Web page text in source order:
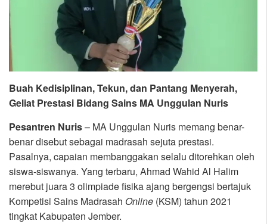
Buah Kedisiplinan, Tekun, dan Pantang Menyerah,
Geliat Prestasi Bidang Sains MA Unggulan Nuris
Pesantren Nuris– MA Unggulan Nuris memang benar-
benar disebut sebagai madrasah sejuta prestasi.
Pasalnya, capaian membanggakan selalu ditorehkan oleh
siswa-siswanya. Yang terbaru, Ahmad Wahid Al Halim
merebut juara 3 olimpiade fisika ajang bergengsi bertajuk
Kompetisi Sains Madrasah Online (KSM) tahun 2021
tingkat Kabupaten Jember.